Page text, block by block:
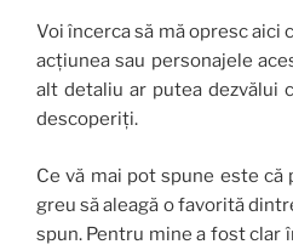
Voi încerca să mă opresc aici
acțiunea sau personajele
alt detaliu ar putea dezvălui
descoperiți.
Ce vă mai pot spune este
greu să aleagă o favorită
spun. Pentru mine a fost clar